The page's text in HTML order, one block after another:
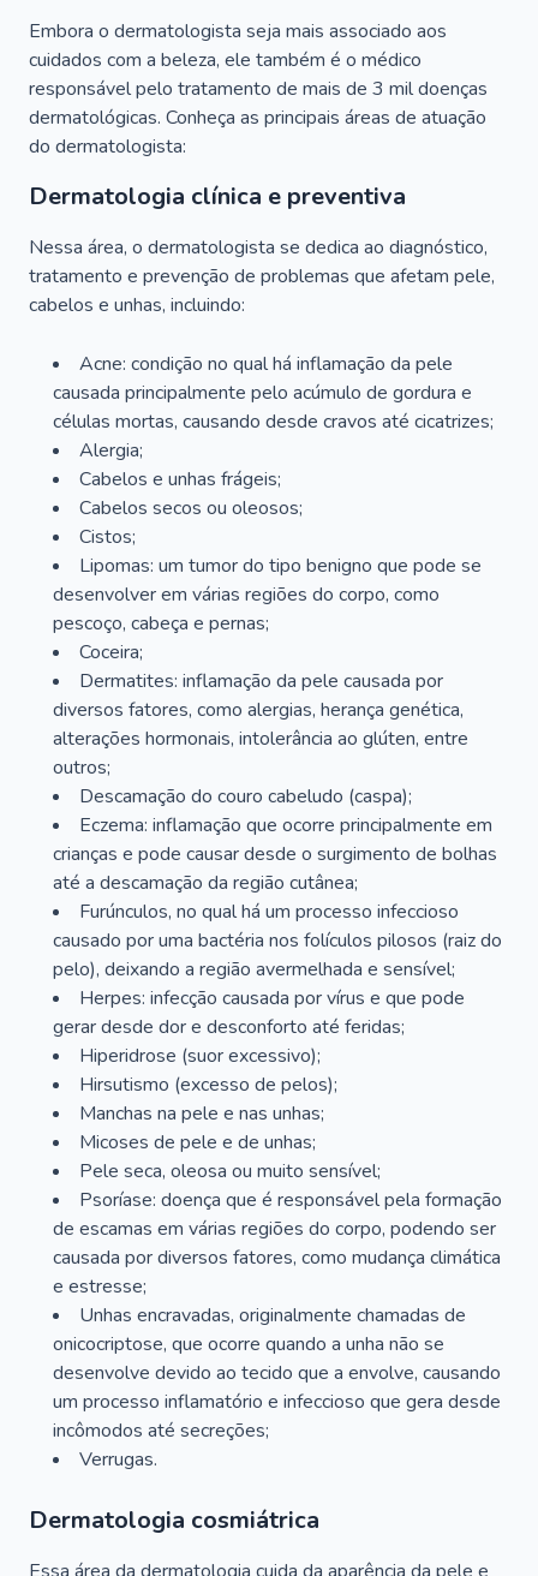
Embora o dermatologista seja mais associado aos
cuidados com a beleza, ele também é o médico
responsável pelo tratamento de mais de 3 mil doenças
dermatológicas. Conheça as principais áreas de atuação
do dermatologista:
Dermatologia clínica e preventiva
Nessa área, o dermatologista se dedica ao diagnóstico,
tratamento e prevenção de problemas que afetam pele,
cabelos e unhas, incluindo:
Acne: condição no qual há inflamação da pele
causada principalmente pelo acúmulo de gordura e
células mortas, causando desde cravos até cicatrizes;
Alergia;
Cabelos e unhas frágeis;
Cabelos secos ou oleosos;
Cistos;
Lipomas: um tumor do tipo benigno que pode se
desenvolver em várias regiões do corpo, como
pescoço, cabeça e pernas;
Coceira;
Dermatites: inflamação da pele causada por
diversos fatores, como alergias, herança genética,
alterações hormonais, intolerância ao glúten, entre
outros;
Descamação do couro cabeludo (caspa);
Eczema: inflamação que ocorre principalmente em
crianças e pode causar desde o surgimento de bolhas
até a descamação da região cutânea;
Furúnculos, no qual há um processo infeccioso
causado por uma bactéria nos folículos pilosos (raiz do
pelo), deixando a região avermelhada e sensível;
Herpes: infecção causada por vírus e que pode
gerar desde dor e desconforto até feridas;
Hiperidrose (suor excessivo);
Hirsutismo (excesso de pelos);
Manchas na pele e nas unhas;
Micoses de pele e de unhas;
Pele seca, oleosa ou muito sensível;
Psoríase: doença que é responsável pela formação
de escamas em várias regiões do corpo, podendo ser
causada por diversos fatores, como mudança climática
e estresse;
Unhas encravadas, originalmente chamadas de
onicocriptose, que ocorre quando a unha não se
desenvolve devido ao tecido que a envolve, causando
um processo inflamatório e infeccioso que gera desde
incômodos até secreções;
Verrugas.
Dermatologia cosmiátrica